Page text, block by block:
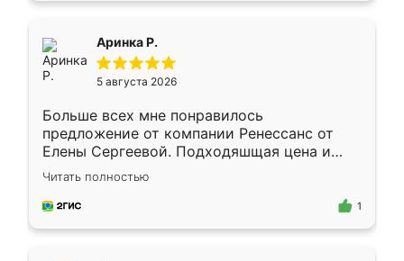
Аринка Р.
5 августа 2026
Больше всех мне понравилось
предложение от компании Ренессанс от
Елены Сергеевой. Подходяшщая цена и
короткие сроки изготовления. Приехавший
для замера сотрудник Владислав
предложил по моему эскизу самый
Читать полностью
1